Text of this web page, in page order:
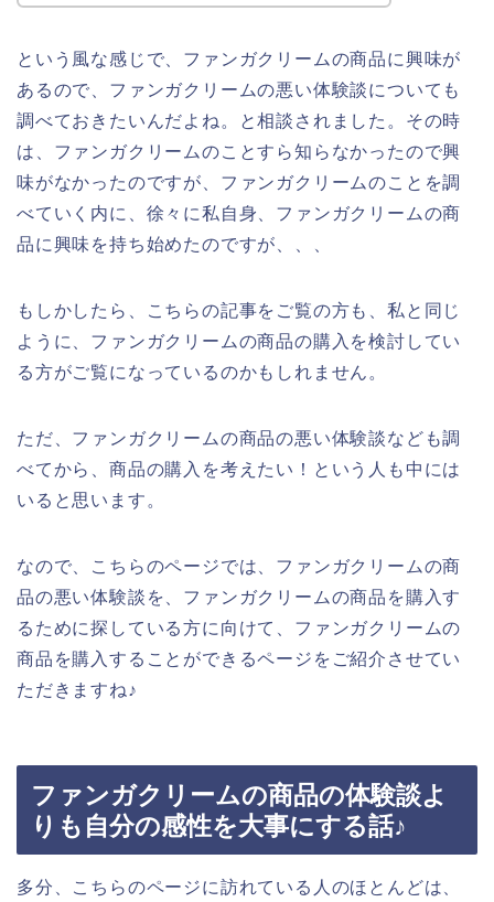
という風な感じで、ファンガクリームの商品に興味が
あるので、ファンガクリームの悪い体験談についても
調べておきたいんだよね。と相談されました。その時
は、ファンガクリームのことすら知らなかったので興
味がなかったのですが、ファンガクリームのことを調
べていく内に、徐々に私自身、ファンガクリームの商
品に興味を持ち始めたのですが、、、
もしかしたら、こちらの記事をご覧の方も、私と同じ
ように、ファンガクリームの商品の購入を検討してい
る方がご覧になっているのかもしれません。
ただ、ファンガクリームの商品の悪い体験談なども調
べてから、商品の購入を考えたい！という人も中には
いると思います。
なので、こちらのページでは、ファンガクリームの商
品の悪い体験談を、ファンガクリームの商品を購入す
るために探している方に向けて、ファンガクリームの
商品を購入することができるページをご紹介させてい
ただきますね♪
ファンガクリームの商品の体験談よ
りも自分の感性を大事にする話♪
多分、こちらのページに訪れている人のほとんどは、